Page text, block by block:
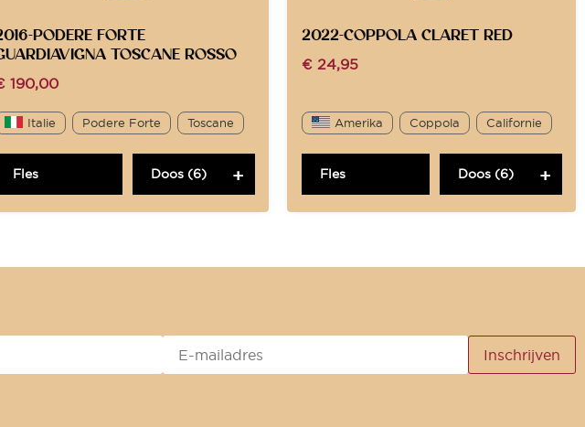
PODERE FORTE
TOSCANE ROSSO
190,00
Italie Podere Forte Toscane
Fles Doos (6)
2022-COPPOLA CLARET RED
€ 24,95
Amerika Coppola Californie
Fles Doos (6)